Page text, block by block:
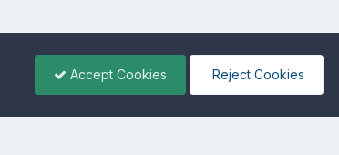
Accept Cookies Reject Cookies